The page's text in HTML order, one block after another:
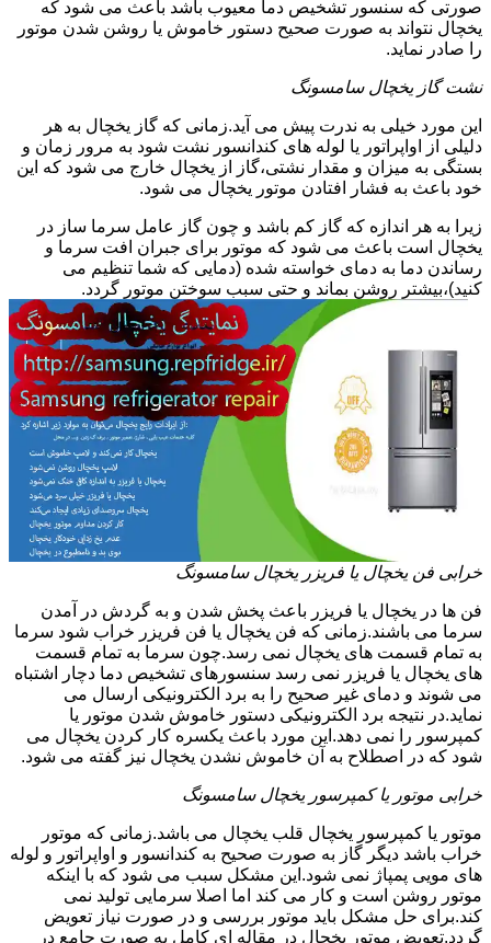
صورتی که سنسور تشخیص دما معیوب باشد باعث می شود که
یخچال نتواند به صورت صحیح دستور خاموش یا روشن شدن موتور
را صادر نماید.
نشت گاز یخچال سامسونگ
این مورد خیلی به ندرت پیش می آید.زمانی که گاز یخچال به هر
دلیلی از اواپراتور یا لوله های کندانسور نشت شود به مرور زمان و
بستگی به میزان و مقدار نشتی،گاز از یخچال خارج می شود که این
خود باعث به فشار افتادن موتور یخچال می شود.
زیرا به هر اندازه که گاز کم باشد و چون گاز عامل سرما ساز در
یخچال است باعث می شود که موتور برای جبران افت سرما و
رساندن دما به دمای خواسته شده (دمایی که شما تنظیم می
کنید)،بیشتر روشن بماند و حتی سبب سوختن موتور گردد.
خرابی فن یخچال یا فریزر یخچال سامسونگ
فن ها در یخچال یا فریزر باعث پخش شدن و به گردش در آمدن
سرما می باشند.زمانی که فن یخچال یا فن فریزر خراب شود سرما
به تمام قسمت های یخچال نمی رسد.چون سرما به تمام قسمت
های یخچال یا فریزر نمی رسد سنسورهای تشخیص دما دچار اشتباه
می شوند و دمای غیر صحیح را به برد الکترونیکی ارسال می
نماید.در نتیجه برد الکترونیکی دستور خاموش شدن موتور یا
کمپرسور را نمی دهد.این مورد باعث یکسره کار کردن یخچال می
شود که در اصطلاح به آن خاموش نشدن یخچال نیز گفته می شود.
خرابی موتور یا کمپرسور یخچال سامسونگ
موتور یا کمپرسور یخچال قلب یخچال می باشد.زمانی که موتور
خراب باشد دیگر گاز به صورت صحیح به کندانسور و اواپراتور و لوله
های مویی پمپاژ نمی شود.این مشکل سبب می شود که با اینکه
موتور روشن است و کار می کند اما اصلا سرمایی تولید نمی
کند.برای حل مشکل باید موتور بررسی و در صورت نیاز تعویض
گردد.تعویض موتور یخچال در مقاله ای کامل به صورت جامع در